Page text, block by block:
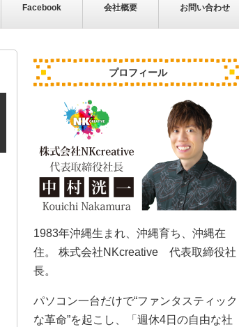
Facebook 会社概要 お問い合わせ
プロフィール
1983年沖縄生まれ、沖縄育ち、沖縄在
住。 株式会社NKcreative 代表取締役社
長。
パソコン一台だけで“ファンタスティック
な革命”を起こし、「週休4日の自由な社